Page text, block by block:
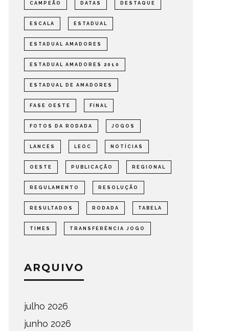
DEFINIDOS OS SEMIFINALISTAS
DO ESTADUAL DE AMADORES –
FASE OESTE 2026
COMPETIÇÕES ESTADUAL NOTÍCIAS
CAMPEÃO DATAS DESTAQUE
ESCALA ESTADUAL
ESTADUAL AMADORES
ESTADUAL AMADORES 2010
ESTADUAL DE AMADORES
FASE OESTE FINAL
FOTOS DA RODADA JOGOS
LANCES LEOC NOTÍCIAS
OESTE PUBLICAÇÃO REGIONAL
REGULAMENTO RESOLUÇÃO
RESULTADOS RODADA TABELA
TIMES TRANSFERÊNCIA JOGO
ARQUIVO
julho 2026
junho 2026